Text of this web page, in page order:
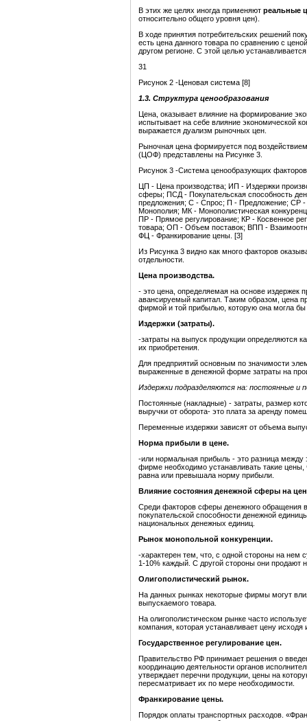
В этих же целях иногда применяют реальные
относительно общего уровня цен).
В ходе принятия потребительских решений
есть цена данного товара по сравнению с
другом регионе. С этой целью
31
Рисунок 2 -Ценовая система [8]
1.3. Структура ценообразования
Цена, оказывает влияние на формирование
испытывает на себе влияние экономической
выражается дуализм рыночных цен.
Рыночная цена формируется под
(ЦОФ) представлены на Рисунке 3.
Рисунок 3 -Система ценообразующих факторов
ЦП - Цена производства; ИП - Издержки
сферы; ПСД - Покупательская способность
предложения; С - Спрос; П - Предложение; СР
Монополия; МК - Монополистическая
ПР - Прямое регулирование; КР - Косвенное
товара; ОП - Объем поставок; ВПП -
ФЦ - Франкирование цены. [3]
Из Рисунка 3 видно как много факторов
отдельности.
Цена производства.
- это цена, определяемая на основе издержек
авансируемый капитал. Таким образом, цена
фирмой и той прибылью, которую она могла бы
Издержки (затраты).
-затраты на выпуск продукции определяются
их приобретения.
Для предприятий основным по значимости
выраженные в денежной форме затраты на
Издержки подразделяются на: постоянные и
Постоянные (накладные) - затраты, размер
выручки от оборота- это плата за аренду
Переменные издержки зависят от объема
Норма прибыли в цене.
-или нормальная прибыль - это разница между
фирме необходимо устанавливать такие
равна или превышала норму прибыли.
Влияние состояния денежной сферы на
Среди факторов сферы денежного обращения
покупательской способности денежной
национальных денежных единиц.
Рынок монопольной конкуренции.
-характерен тем, что, с одной стороны на нем
1-10% каждый. С другой стороны они продают
Олигополистический рынок.
На данных рынках некоторые фирмы могут
выпускаемого товара.
На олигополистическом рынке часто
компания, которая устанавливает цену
Государственное регулирование цен.
Правительство РФ принимает решения о
координацию деятельности органов
утверждает перечни продукции, цены на
пересматривает их по мере необходимости.
Франкирование цены.
Порядок оплаты транспортных расходов.